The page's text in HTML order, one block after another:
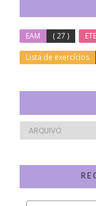
EAM ( 27 )
Lista de exercícios